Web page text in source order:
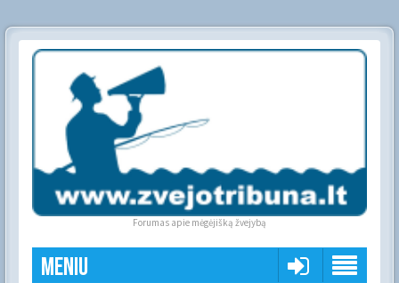
Forumas apie mėgėjišką žvejybą
Meniu